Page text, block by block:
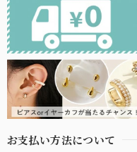
お支払い方法について